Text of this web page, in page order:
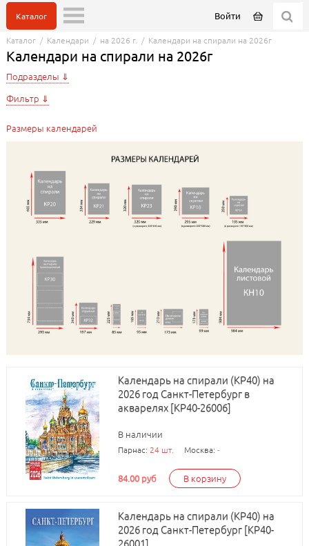
Войти
Каталог
Каталог/ Календари / на 2026 г. / Календари на спирали на 2026г
Календари на спирали на 2026г
Подразделы
Фильтр
Размеры календарей
Календарь на спирали (КР40) на
2026 год Санкт-Петербург в
акварелях [КР40-26006]
В наличии
Парнас: 24 шт. Москва: -
84.00 руб В корзину
Календарь на спирали (КР40) на
2026 год Санкт-Петербург [КР40-
26001]